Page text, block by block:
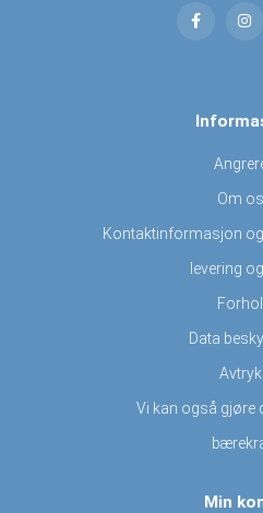
Om
Kontaktinformasjon
levering
Data
Vi kan også gjøre
Min